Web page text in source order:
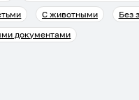
С животными
Без
документами